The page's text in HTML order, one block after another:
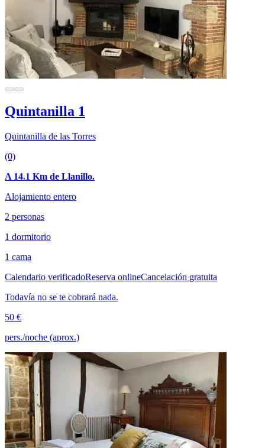
Quintanilla 1
Quintanilla de las Torres
(0)
A 14.1 Km de Llanillo.
Alojamiento entero
2 personas
1 dormitorio
1 cama
Calendario verificadoReserva onlineCancelación gratuita
Todavía no se te cobrará nada.
50 €
pers./noche (aprox.)